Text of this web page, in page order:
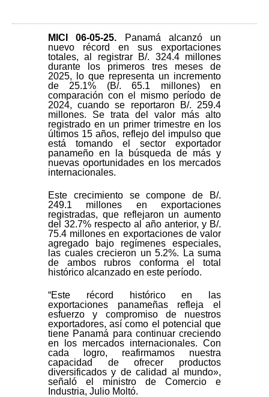
MICI 06-05-25.
Panamá alcanzó un
nuevo récord en sus exportaciones
totales, al registrar B/. 324.4 millones
durante los primeros tres meses de
2025, lo que representa un incremento
de 25.1% (B/. 65.1 millones) en
comparación con el mismo período de
2024, cuando se reportaron B/. 259.4
millones. Se trata del valor más alto
registrado en un primer trimestre en los
últimos 15 años, reflejo del impulso que
está tomando el sector exportador
panameño en la búsqueda de más y
nuevas oportunidades en los mercados
internacionales.
Este crecimiento se compone de B/.
249.1 millones en exportaciones
registradas, que reflejaron un aumento
del 32.7% respecto al año anterior, y B/.
75.4 millones en exportaciones de valor
agregado bajo regímenes especiales,
las cuales crecieron un 5.2%. La suma
de ambos rubros conforma el total
histórico alcanzado en este período.
“Este récord histórico en las
exportaciones panameñas refleja el
esfuerzo y compromiso de nuestros
exportadores, así como el potencial que
tiene Panamá para continuar creciendo
en los mercados internacionales. Con
cada logro, reafirmamos nuestra
capacidad de ofrecer productos
diversificados y de calidad al mundo»,
señaló el ministro de Comercio e
Industria, Julio Moltó.